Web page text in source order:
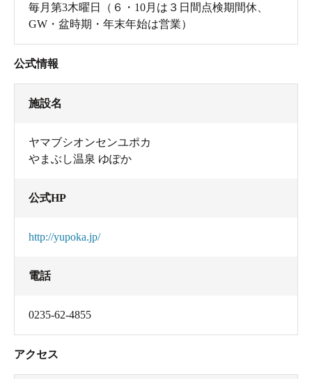
毎月第3木曜日（６・10月は３日間点検期間休、
GW・盆時期・年末年始は営業）
公式情報
施設名
ヤマブシオンセンユポカ
やまぶし温泉 ゆぽか
公式HP
http://yupoka.jp/
電話
0235-62-4855
アクセス